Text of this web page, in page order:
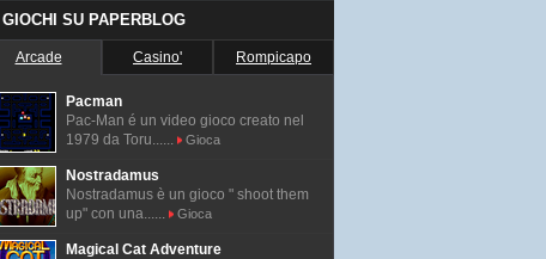
I GIOCHI SU PAPERBLOG
Arcade Casino' Rompicapo
Pacman
Pac-Man é un video gioco creato nel
1979 da Toru......
Gioca
Nostradamus
Nostradamus è un gioco " shoot them
up" con una......
Gioca
Magical Cat Adventure